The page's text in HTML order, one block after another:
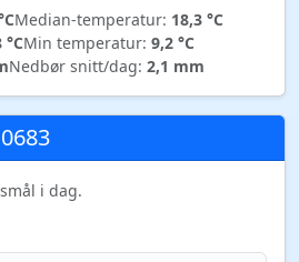
Median-temperatur: 18,3 °C
Min temperatur: 9,2 °C
Nedbør snitt/dag: 2,1 mm
i dag.